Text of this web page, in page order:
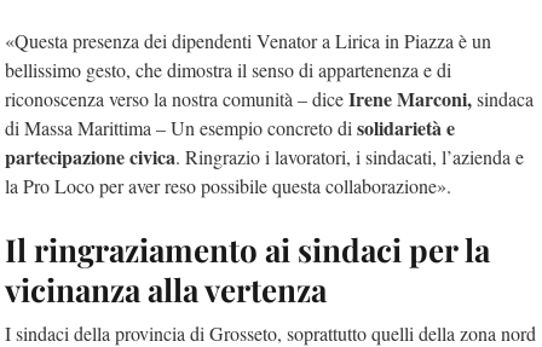
«Questa presenza dei dipendenti Venator a Lirica in Piazza è un
bellissimo gesto, che dimostra il senso di appartenenza e di
riconoscenza verso la nostra comunità – diceIrene Marconi,sindaca
di Massa Marittima – Un esempio concreto di solidarietà e
partecipazione civica. Ringrazio i lavoratori, i sindacati, l’azienda e
la Pro Loco per aver reso possibile questa collaborazione».
Il ringraziamento ai sindaci per la
vicinanza alla vertenza
I sindaci della provincia di Grosseto, soprattutto quelli della zona nord